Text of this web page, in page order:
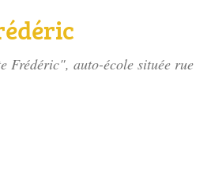
Frédéric", auto-école située rue